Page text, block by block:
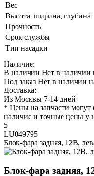
Вес
Высота, ширина, глубина
Прочность
Срок службы
Тип насадки
Наличие:
В наличии Нет в наличии
Под заказ Нет в наличии
Доставка:
Из Москвы 7-14 дней
* Цены на запчасти
наличие и точные цены у
5
LU049795
Блок-фара задняя, 12В,
Блок-фара задняя,